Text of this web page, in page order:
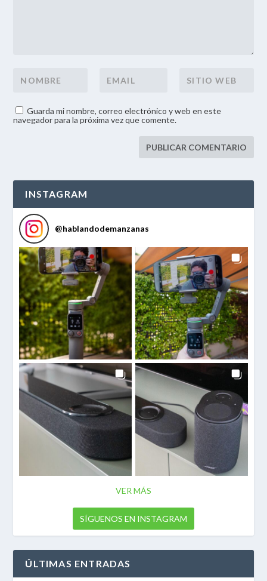
Guarda mi nombre, correo electrónico y web en este
navegador para la próxima vez que comente.
INSTAGRAM
@hablandodemanzanas
VER MÁS
SÍGUENOS EN INSTAGRAM
ÚLTIMAS ENTRADAS